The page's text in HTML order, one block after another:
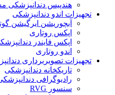
هندپیس دندانپزشکی
تجهیزات اندو دندانپزشکی
آبچوریشن ایرگیشن
اپکس روتاری
اپکس فایندر
اندو روتاری
تجهیزات تصویربرداری
تاریکخانه دندانپزشکی
رادیوگرافی
سنسور RVG